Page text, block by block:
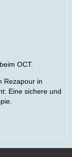
OCT.
Rezapour in
Eine sichere und